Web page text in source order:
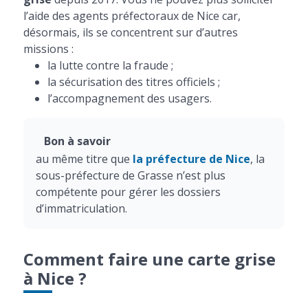
l’aide des agents préfectoraux de Nice car,
désormais, ils se concentrent sur d’autres
missions :
la lutte contre la fraude ;
la sécurisation des titres officiels ;
l’accompagnement des usagers.
Bon à savoir
au même titre que la préfecture de Nice, la
sous-préfecture de Grasse n’est plus
compétente pour gérer les dossiers
d’immatriculation.
Comment faire une carte grise
à Nice ?